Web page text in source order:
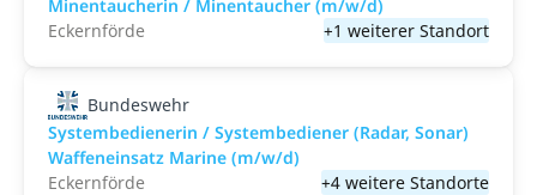
Minentaucherin / Minentaucher (m/w/d)
Eckernförde
+1 weiterer Standort
Bundeswehr
Systembedienerin / Systembediener (Radar, Sonar)
Waffeneinsatz Marine (m/w/d)
Eckernförde
+4 weitere Standorte